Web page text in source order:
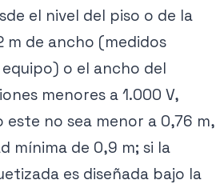
el nivel del piso o de la
de ancho (medidos
o el ancho del
menores a 1.000 V,
este no sea menor a 0,76 m,
mínima de 0,9 m; si la
es diseñada bajo la